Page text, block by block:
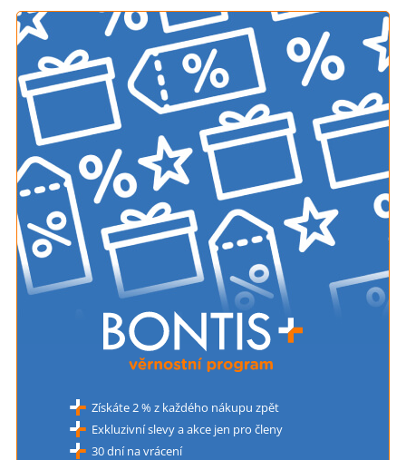
Získáte 2 % z každého nákupu zpět
Exkluzivní slevy a akce jen pro členy
30 dní na vrácení